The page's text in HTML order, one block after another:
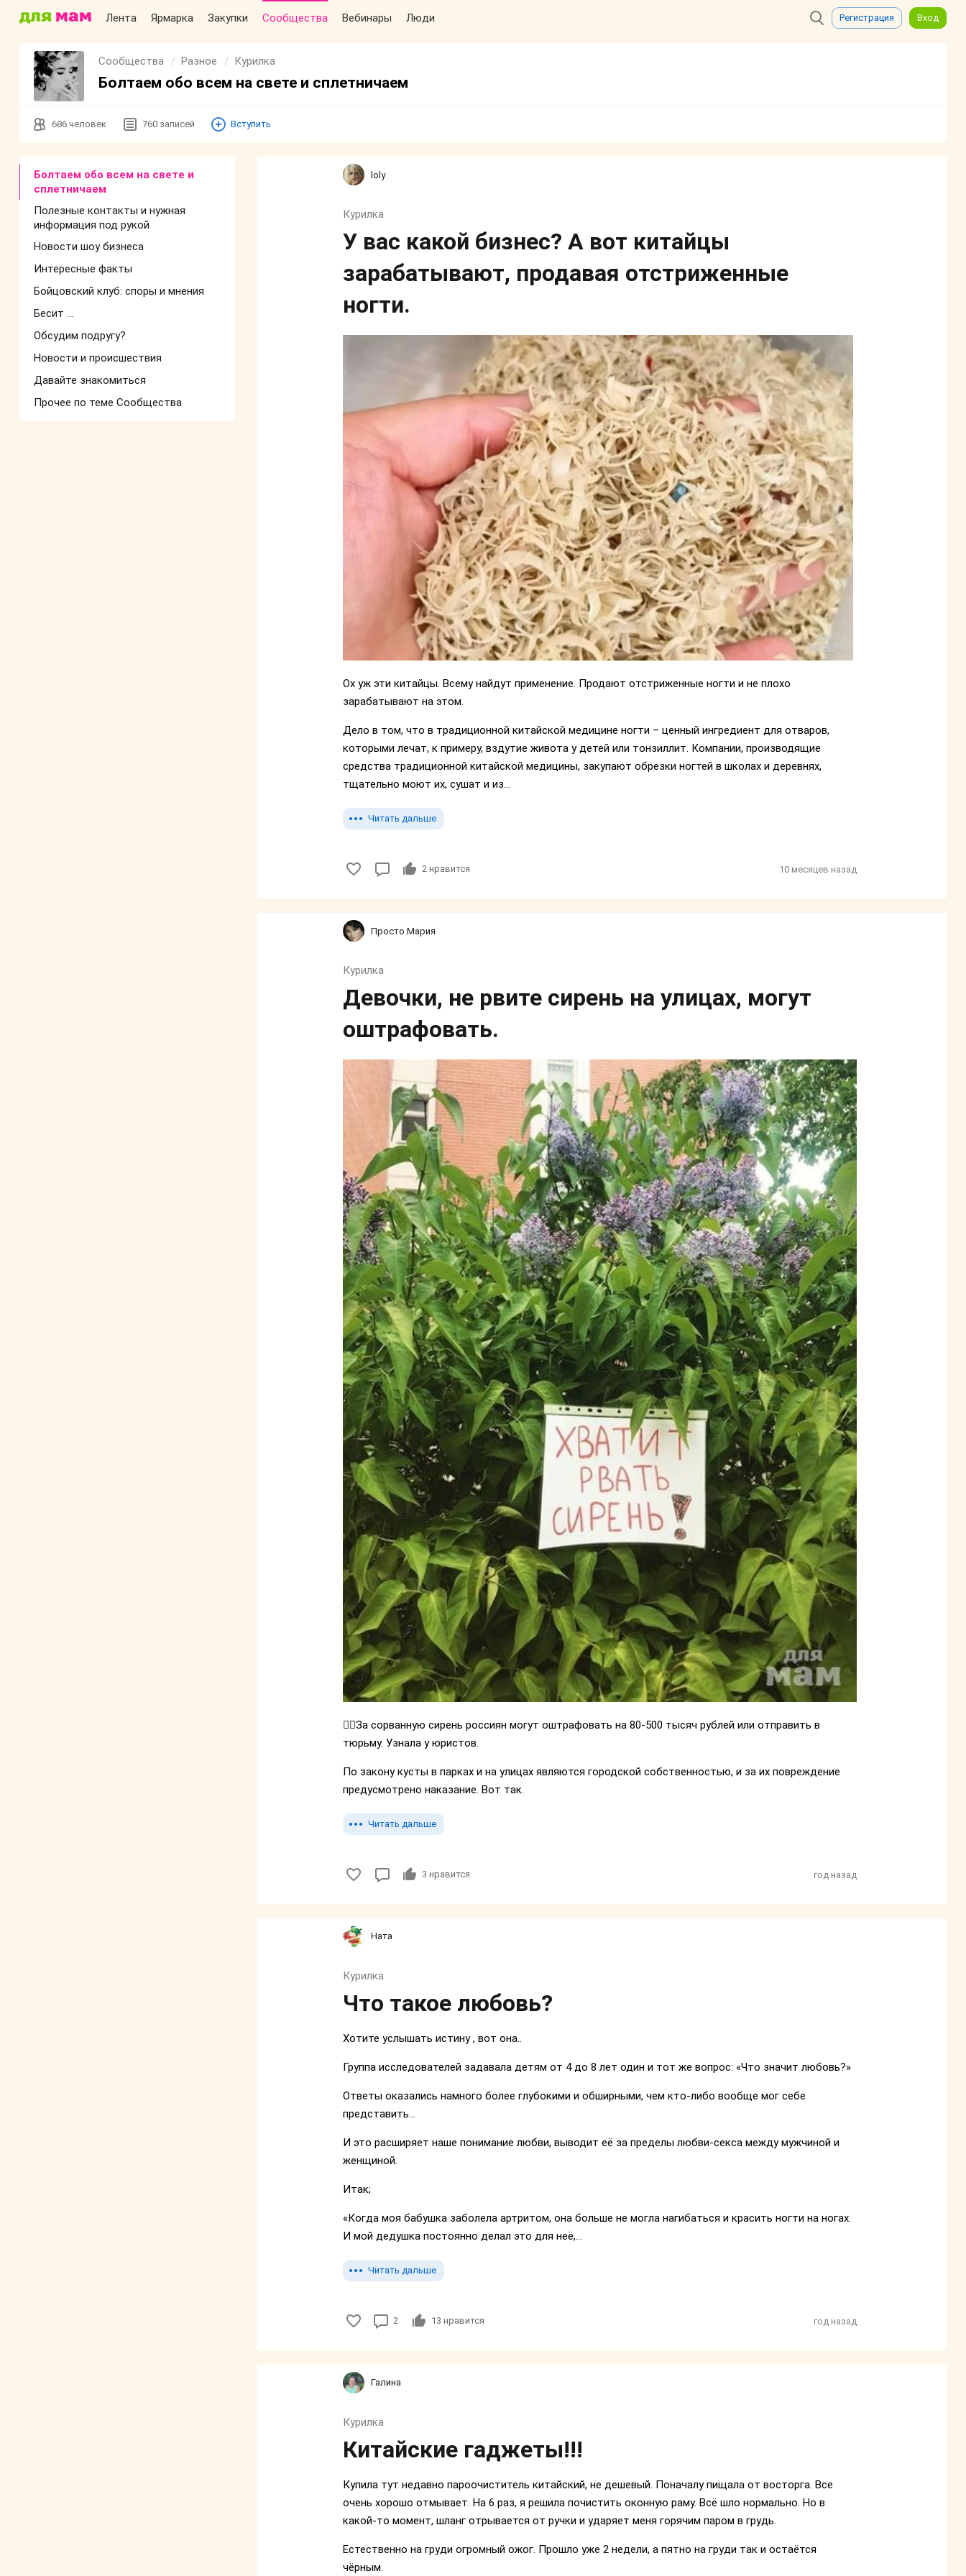
Лента Ярмарка Закупки Сообщества Вебинары Люди Регистрация Вход
Сообщества Разное Курилка
Болтаем обо всем на свете и сплетничаем
686 человек 760 записей Вступить
Болтаем обо всем на свете и
сплетничаем
Полезные контакты и нужная
информация под рукой
Новости шоу бизнеса
Интересные факты
Бойцовский клуб: споры и мнения
Бесит ...
Обсудим подругу?
Новости и происшествия
Давайте знакомиться
Прочее по теме Сообщества
loly
Курилка
У вас какой бизнес? А вот китайцы
зарабатывают, продавая отстриженные
ногти.
Ох уж эти китайцы. Всему найдут применение. Продают отстриженные ногти и не плохо
зарабатывают на этом.
Дело в том, что в традиционной китайской медицине ногти – ценный ингредиент для отваров,
которыми лечат, к примеру, вздутие живота у детей или тонзиллит. Компании, производящие
средства традиционной китайской медицины, закупают обрезки ногтей в школах и деревнях,
тщательно моют их, сушат и из...
Читать дальше
2 нравится 10 месяцев назад
Просто Мария
Курилка
Девочки, не рвите сирень на улицах, могут
оштрафовать.
👮‍♂️За сорванную сирень россиян могут оштрафовать на 80-500 тысяч рублей или отправить в
тюрьму. Узнала у юристов.
По закону кусты в парках и на улицах являются городской собственностью, и за их повреждение
предусмотрено наказание. Вот так.
Читать дальше
3 нравится год назад
Ната
Курилка
Что такое любовь?
Хотите услышать истину , вот она..
Группа исследователей задавала детям от 4 до 8 лет один и тот же вопрос: «Что значит любовь?»
Ответы оказались намного более глубокими и обширными, чем кто-либо вообще мог себе
представить…
И это расширяет наше понимание любви, выводит её за пределы любви-секса между мужчиной и
женщиной.
Итак;
«Когда моя бабушка заболела артритом, она больше не могла нагибаться и красить ногти на ногах.
И мой дедушка постоянно делал это для неё,...
Читать дальше
2 13 нравится год назад
Галина
Курилка
Китайские гаджеты!!!
Купила тут недавно пароочиститель китайский, не дешевый. Поначалу пищала от восторга. Все
очень хорошо отмывает. На 6 раз, я решила почистить оконную раму. Всё шло нормально. Но в
какой-то момент, шланг отрывается от ручки и ударяет меня горячим паром в грудь.
Естественно на груди огромный ожог. Прошло уже 2 недели, а пятно на груди так и остаётся
чёрным.